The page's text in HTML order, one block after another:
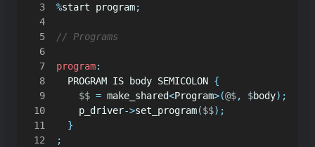
%start program;
program:
PROGRAM IS body SEMICOLON {
$$ = make_shared<Program>(@$, $body);
p_driver->set_program($$);
}
;